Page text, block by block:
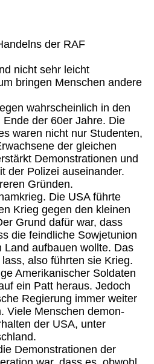
der RAF
nicht sehr leicht
bringen Menschen andere
wahrscheinlich in den
der 60er Jahre. Die
waren nicht nur Studenten,
der gleichen
Demonstrationen und
der Polizei auseinander.
Gründen.
Die USA führte
Krieg gegen den kleinen
Grund dafür war, dass
die feindliche Sowjetunion
Land aufbauen wollte. Das
also führten sie Krieg.
Amerikanischer Soldaten
ein Patt heraus. Jedoch
Regierung immer weiter
Viele Menschen demon-
der USA, unter
Demonstrationen der